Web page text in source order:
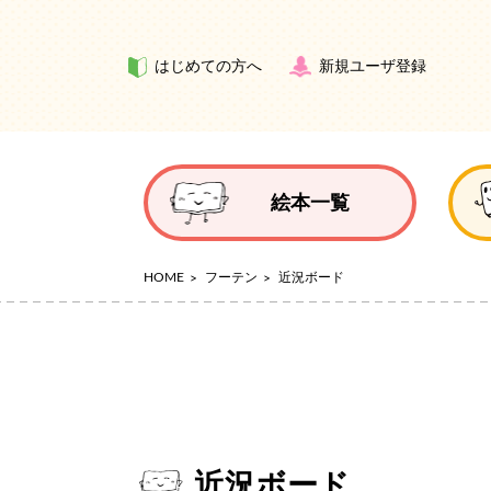
はじめての方へ 新規ユーザ登録
絵本一覧
HOME フーテン 近況ボード